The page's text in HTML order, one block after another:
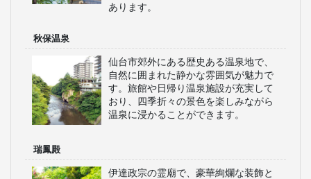
あります。
秋保温泉
仙台市郊外にある歴史ある温泉地で、
自然に囲まれた静かな雰囲気が魅力で
す。旅館や日帰り温泉施設が充実して
おり、四季折々の景色を楽しみながら
温泉に浸かることができます。
瑞鳳殿
伊達政宗の霊廟で、豪華絢爛な装飾と